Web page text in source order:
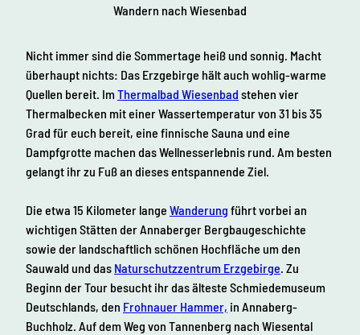
Wandern nach Wiesenbad
Nicht immer sind die Sommertage heiß und sonnig. Macht
überhaupt nichts: Das Erzgebirge hält auch wohlig-warme
Quellen bereit. Im Thermalbad Wiesenbad stehen vier
Thermalbecken mit einer Wassertemperatur von 31 bis 35
Grad für euch bereit, eine finnische Sauna und eine
Dampfgrotte machen das Wellnesserlebnis rund. Am besten
gelangt ihr zu Fuß an dieses entspannende Ziel.
Die etwa 15 Kilometer lange Wanderung führt vorbei an
wichtigen Stätten der Annaberger Bergbaugeschichte
sowie der landschaftlich schönen Hochfläche um den
Sauwald und das Naturschutzzentrum Erzgebirge. Zu
Beginn der Tour besucht ihr das älteste Schmiedemuseum
Deutschlands, den Frohnauer Hammer, in Annaberg-
Buchholz. Auf dem Weg von Tannenberg nach Wiesental